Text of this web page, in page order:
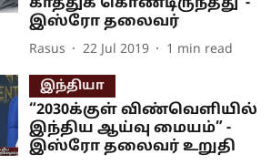
காத்துக் கொண்டிருந்தது”-
இஸ்ரோ தலைவர்
Rasus 22 Jul 2019 1 min read
இந்தியா
“2030க்குள் விண்வெளியில்
இந்திய ஆய்வு மையம்” -
இஸ்ரோ தலைவர் உறுதி